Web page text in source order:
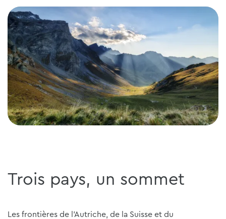
Trois pays, un sommet
Les frontières de l'Autriche, de la Suisse et du